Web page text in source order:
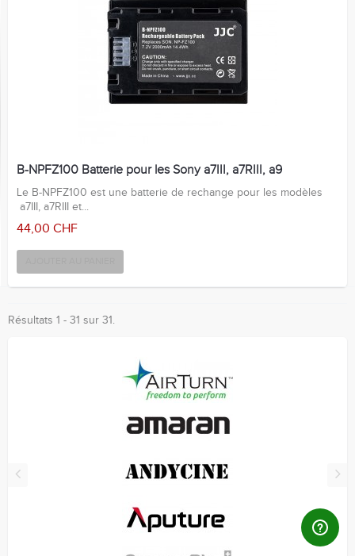
B-NPFZ100 Batterie pour les Sony a7III, a7RIII, a9
Le B-NPFZ100 est une batterie de rechange pour les modèles
a7III, a7RIII et...
44,00 CHF
Résultats 1 - 31 sur 31.